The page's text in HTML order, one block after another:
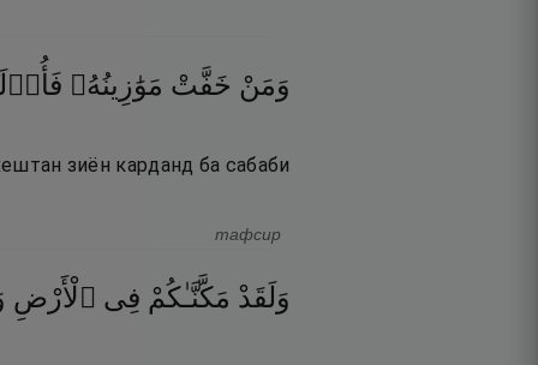
وَمَنْ خَفَّتْ مَوَٰزِينُهُۥ
зиён карданд ба сабаби
тафсир
وَلَقَدْ مَكَّنَّـٰكُمْ فِى ٱلْأَرْضِ